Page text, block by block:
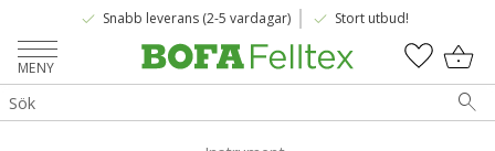
Meny
done Snabb leverans (2-5 vardagar) done Stort utbud!